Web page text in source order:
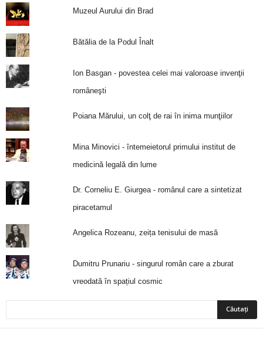
Muzeul Aurului din Brad
Bătălia de la Podul Înalt
Ion Basgan - povestea celei mai valoroase invenţii
româneşti
Poiana Mărului, un colţ de rai în inima munţiilor
Mina Minovici - întemeietorul primului institut de
medicină legală din lume
Dr. Corneliu E. Giurgea - românul care a sintetizat
piracetamul
Angelica Rozeanu, zeița tenisului de masă
Dumitru Prunariu - singurul român care a zburat
vreodată în spațiul cosmic